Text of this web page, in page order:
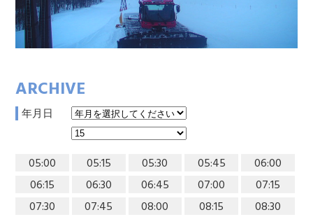
ARCHIVE
年月日
05:00 05:15 05:30 05:45
06:00
06:15
06:30 06:45 07:00
07:15
07:30
07:45 08:00 08:15
08:30